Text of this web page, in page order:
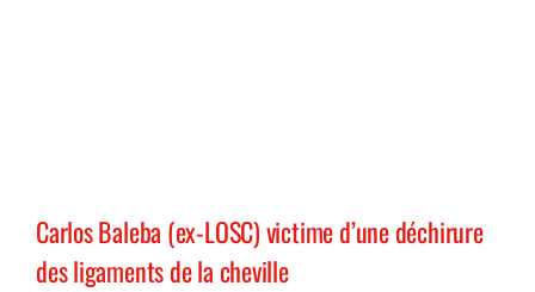
Carlos Baleba (ex-LOSC) victime d’une déchirure
des ligaments de la cheville